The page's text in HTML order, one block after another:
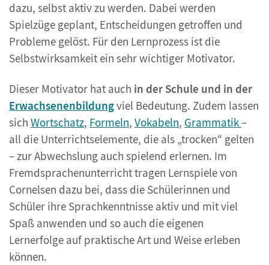
dazu, selbst aktiv zu werden. Dabei werden
Spielzüge geplant, Entscheidungen getroffen und
Probleme gelöst. Für den Lernprozess ist die
Selbstwirksamkeit ein sehr wichtiger Motivator.
Dieser Motivator hat auch in der Schule und in der
Erwachsenenbildungviel Bedeutung. Zudem lassen
sich Wortschatz, Formeln, Vokabeln, Grammatik–
all die Unterrichtselemente, die als „trocken“ gelten
– zur Abwechslung auch spielend erlernen. Im
Fremdsprachenunterricht tragen Lernspiele von
Cornelsen dazu bei, dass die Schülerinnen und
Schüler ihre Sprachkenntnisse aktiv und mit viel
Spaß anwenden und so auch die eigenen
Lernerfolge auf praktische Art und Weise erleben
können.